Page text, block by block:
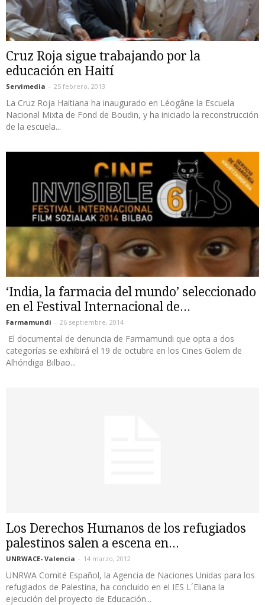
Cruz Roja sigue trabajando por la
educación en Haití
Servimedia - 25 febrero, 2013
La Cruz Roja Haitiana ha inaugurado en Léogâne la Escuela
Nacional Mixta de Fond de Boudin, y ha iniciado la reconstrucción
de la escuela...
‘India, la farmacia del mundo’ seleccionado
en el Festival Internacional de...
Farmamundi - 26 septiembre, 2014
El documental de denuncia de Farmamundi que opta a dos
categorías se exhibirá el 19 de octubre en los Cines Golem de
Alhóndiga Bilbao...
Los Derechos Humanos de los refugiados
palestinos salen a escena en...
UNRWACE- Valencia - 14 marzo, 2012
UNRWA Comité Español, la Agencia de Naciones Unidas para los
refugiados de Palestina, ha concluido en el IES L´Eliana la
ejecución del proyecto de Educación...